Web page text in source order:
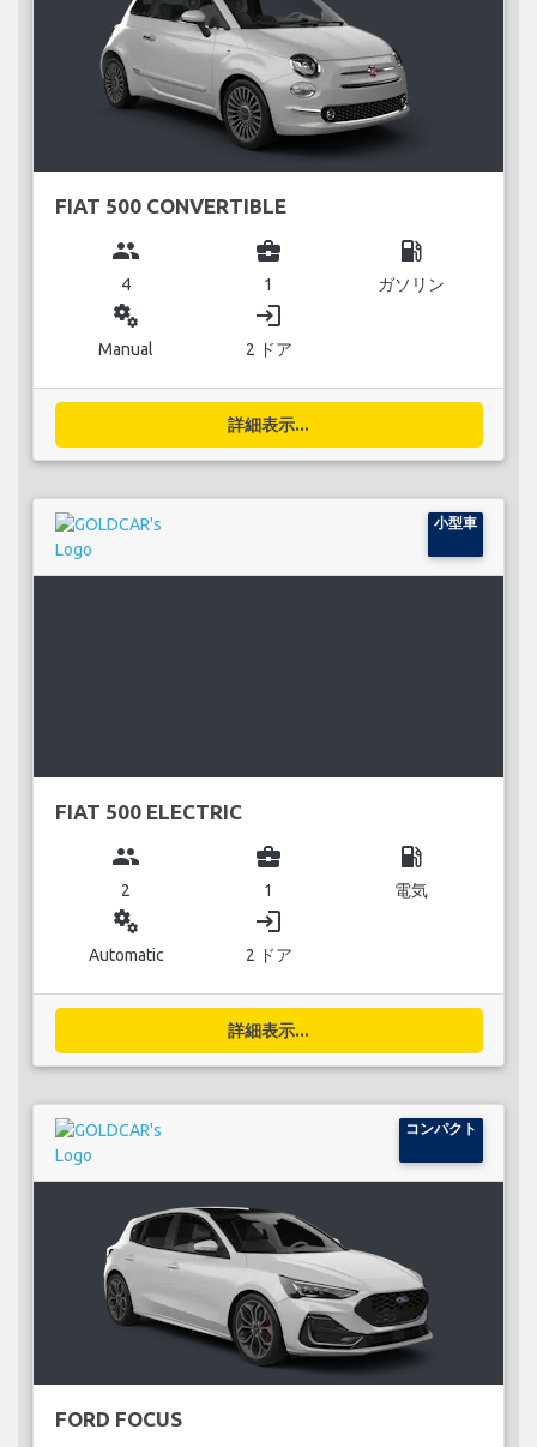
FIAT 500 CONVERTIBLE
group
4
business_center
1
local_gas_station
ガソリン
miscellaneous_services
Manual
login
2 ドア
詳細表示...
小型車
FIAT 500 ELECTRIC
group
2
business_center
1
local_gas_station
電気
miscellaneous_services
Automatic
login
2 ドア
詳細表示...
コンパクト
FORD FOCUS